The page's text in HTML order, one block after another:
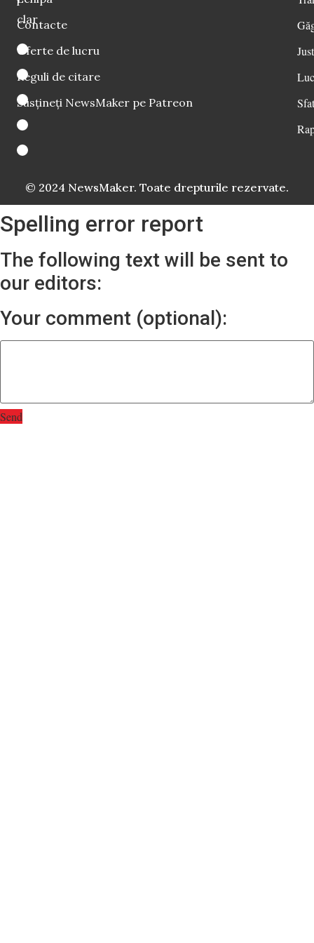
clar
Contacte
Oferte de lucru
Reguli de citare
Susțineți NewsMaker pe Patreon
© 2024 NewsMaker. Toate drepturile rezervate.
Spelling error report
The following text will be sent to
our editors:
Your comment (optional):
Send